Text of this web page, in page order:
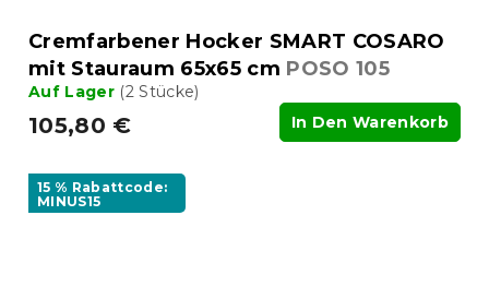
Cremfarbener Hocker SMART COSARO
mit Stauraum 65x65 cm POSO 105
Auf Lager (2 Stücke)
105,80 € In Den Warenkorb
15 % Rabattcode:
MINUS15